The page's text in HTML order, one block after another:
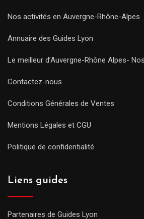
Nos activités en Auvergne-Rhône-Alpes
Annuaire des Guides Lyon
Le meilleur d’Auvergne-Rhône Alpes-
Contactez-nous
Conditions Générales de Ventes
Mentions Légales et CGU
Politique de confidentialité
Liens guides
Partenaires de Guides Lyon